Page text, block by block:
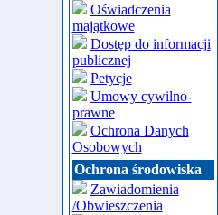
Oświadczenia
majątkowe
Dostęp do informacji
publicznej
Petycje
Umowy cywilno-
prawne
Ochrona Danych
Osobowych
Ochrona środowiska
Zawiadomienia
/Obwieszczenia